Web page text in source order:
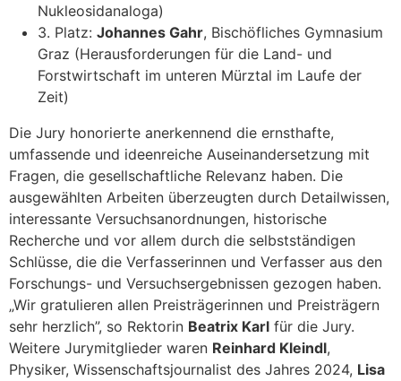
Nukleosidanaloga)
3. Platz: Johannes Gahr, Bischöfliches Gymnasium
Graz (Herausforderungen für die Land- und
Forstwirtschaft im unteren Mürztal im Laufe der
Zeit)
Die Jury honorierte anerkennend die ernsthafte,
umfassende und ideenreiche Auseinandersetzung mit
Fragen, die gesellschaftliche Relevanz haben. Die
ausgewählten Arbeiten überzeugten durch Detailwissen,
interessante Versuchsanordnungen, historische
Recherche und vor allem durch die selbstständigen
Schlüsse, die die Verfasserinnen und Verfasser aus den
Forschungs- und Versuchsergebnissen gezogen haben.
„Wir gratulieren allen Preisträgerinnen und Preisträgern
sehr herzlich”, so Rektorin Beatrix Karl für die Jury.
Weitere Jurymitglieder waren Reinhard Kleindl,
Physiker, Wissenschaftsjournalist des Jahres 2024, Lisa